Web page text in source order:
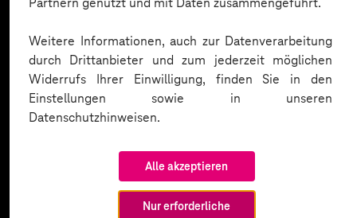
Weitere Informationen, auch zur Datenverarbeitung
durch Drittanbieter und zum jederzeit möglichen
Widerrufs Ihrer Einwilligung, finden Sie in den
Einstellungen sowie in unseren
Datenschutzhinweisen.
Alle akzeptieren
Nur erforderliche